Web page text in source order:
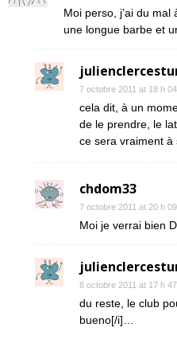
Moi perso, j’ai du
une longue barbe et
7 octobre 2011 at 18 h
cela dit, à un
de le prendre, le
ce sera vraiment à
chdom33
7 octobre 2011 at 20 h
Moi je verrai bien
8 octobre 2011 at 17 h
du reste, le club
bueno[/i]…